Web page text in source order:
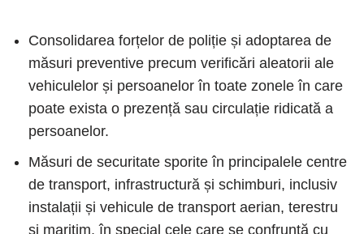
Consolidarea forțelor de poliție și adoptarea de
măsuri preventive precum verificări aleatorii ale
vehiculelor și persoanelor în toate zonele în care
poate exista o prezență sau circulație ridicată a
persoanelor.
Măsuri de securitate sporite în principalele centre
de transport, infrastructură și schimburi, inclusiv
instalații și vehicule de transport aerian, terestru
și maritim, în special cele care se confruntă cu